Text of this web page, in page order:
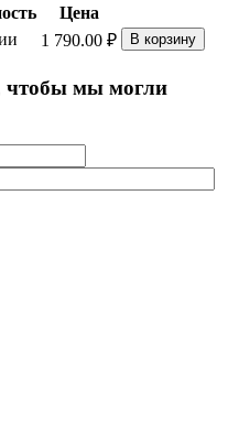
Цена
1 790.00 ₽ В корзину
чтобы мы могли